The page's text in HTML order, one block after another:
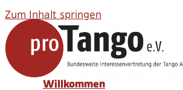
Zum Inhalt springen
Willkommen